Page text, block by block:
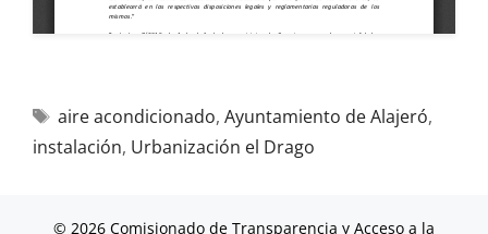
aire acondicionado, Ayuntamiento de Alajeró,
instalación, Urbanización el Drago
© 2026 Comisionado de Transparencia y Acceso a la